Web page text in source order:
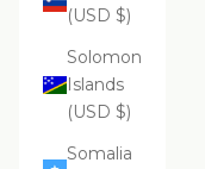
(USD $)
Solomon
Islands
(USD $)
Somalia